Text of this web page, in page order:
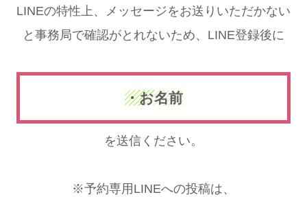
LINEの特性上、メッセージをお送りいただかない
と事務局で確認がとれないため、LINE登録後に
・お名前
を送信ください。
※予約専用LINEへの投稿は、